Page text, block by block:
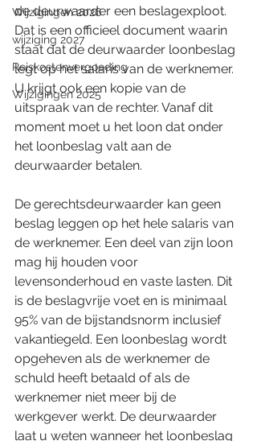
Wijzigingen 2026
wijziging 2027
Reiskostenvergoeding
Wijzigingen 2025
de deurwaarder een beslagexploot.
Dat is een officieel document waarin
staat dat de deurwaarder loonbeslag
legt op het salaris van de werknemer.
U krijgt ook een kopie van de
uitspraak van de rechter. Vanaf dit
moment moet u het loon dat onder
het loonbeslag valt aan de
deurwaarder betalen.
De gerechtsdeurwaarder kan geen
beslag leggen op het hele salaris van
de werknemer. Een deel van zijn loon
mag hij houden voor
levensonderhoud en vaste lasten. Dit
is de beslagvrije voet en is minimaal
95% van de bijstandsnorm inclusief
vakantiegeld. Een loonbeslag wordt
opgeheven als de werknemer de
schuld heeft betaald of als de
werknemer niet meer bij de
werkgever werkt. De deurwaarder
laat u weten wanneer het loonbeslag